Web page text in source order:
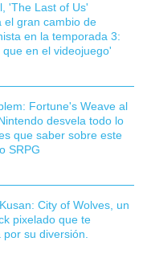
'The Last of Us'
el gran cambio de
en la temporada 3:
que en el videojuego'
Fortune's Weave al
desvela todo lo
que saber sobre este
SRPG
City of Wolves, un
pixelado que te
por su diversión.